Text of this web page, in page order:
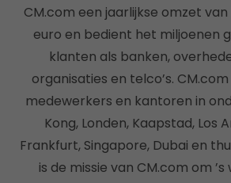
CM.com een jaarlijkse omzet van
euro en bedient het miljoenen
klanten als banken,
organisaties en telco’s.
medewerkers en kantoren in
Kong, Londen, Kaapstad, Los
Frankfurt, Singapore, Dubai en
is de missie van CM.com om